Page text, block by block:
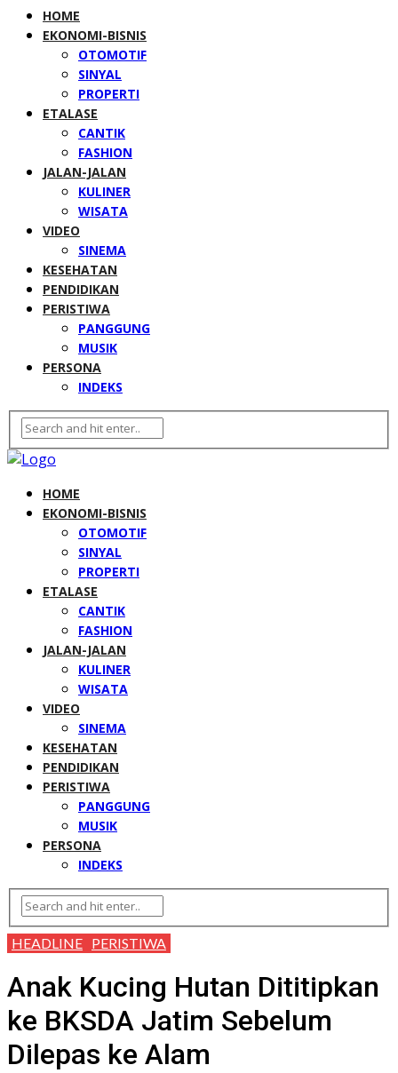
HOME
EKONOMI-BISNIS
OTOMOTIF
SINYAL
PROPERTI
ETALASE
CANTIK
FASHION
JALAN-JALAN
KULINER
WISATA
VIDEO
SINEMA
KESEHATAN
PENDIDIKAN
PERISTIWA
PANGGUNG
MUSIK
PERSONA
INDEKS
HOME
EKONOMI-BISNIS
OTOMOTIF
SINYAL
PROPERTI
ETALASE
CANTIK
FASHION
JALAN-JALAN
KULINER
WISATA
VIDEO
SINEMA
KESEHATAN
PENDIDIKAN
PERISTIWA
PANGGUNG
MUSIK
PERSONA
INDEKS
HEADLINE PERISTIWA
Anak Kucing Hutan Dititipkan
ke BKSDA Jatim Sebelum
Dilepas ke Alam